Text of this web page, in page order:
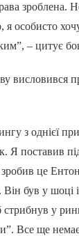
зроблена.
я особисто
– цитує
висловився
з однієї
Я поставив
це
Він був у шоці
стрибнув у
Все ще